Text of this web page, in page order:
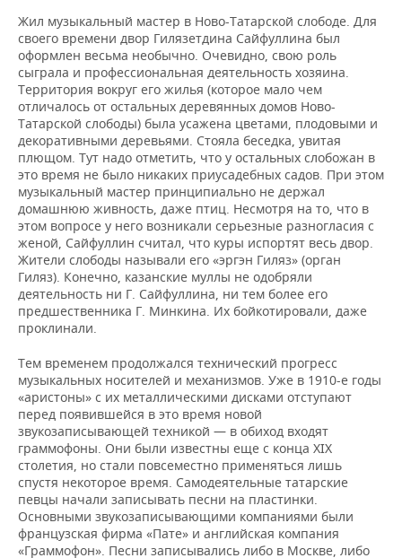
Жил музыкальный мастер в Ново-Татарской слободе. Для
своего времени двор Гилязетдина Сайфуллина был
оформлен весьма необычно. Очевидно, свою роль
сыграла и профессиональная деятельность хозяина.
Территория вокруг его жилья (которое мало чем
отличалось от остальных деревянных домов Ново-
Татарской слободы) была усажена цветами, плодовыми и
декоративными деревьями. Стояла беседка, увитая
плющом. Тут надо отметить, что у остальных слобожан в
это время не было никаких приусадебных садов. При этом
музыкальный мастер принципиально не держал
домашнюю живность, даже птиц. Несмотря на то, что в
этом вопросе у него возникали серьезные разногласия с
женой, Сайфуллин считал, что куры испортят весь двор.
Жители слободы называли его «эргэн Гиляз» (орган
Гиляз). Конечно, казанские муллы не одобряли
деятельность ни Г. Сайфуллина, ни тем более его
предшественника Г. Минкина. Их бойкотировали, даже
проклинали.
Тем временем продолжался технический прогресс
музыкальных носителей и механизмов. Уже в 1910-е годы
«аристоны» с их металлическими дисками отступают
перед появившейся в это время новой
звукозаписывающей техникой — в обиход входят
граммофоны. Они были известны еще с конца XIX
столетия, но стали повсеместно применяться лишь
спустя некоторое время. Самодеятельные татарские
певцы начали записывать песни на пластинки.
Основными звукозаписывающими компаниями были
французская фирма «Пате» и английская компания
«Граммофон». Песни записывались либо в Москве, либо